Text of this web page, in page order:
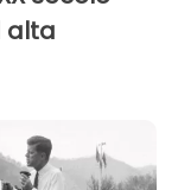
alta